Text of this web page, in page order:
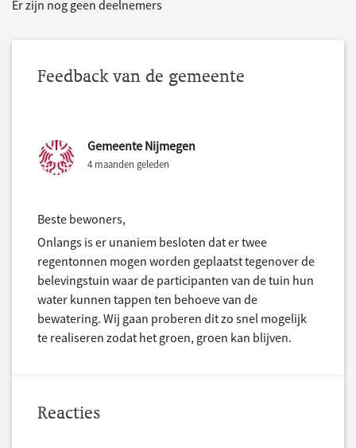
Er zijn nog geen deelnemers
Feedback van de gemeente
Gemeente Nijmegen
4 maanden geleden
Beste bewoners,
Onlangs is er unaniem besloten dat er twee
regentonnen mogen worden geplaatst tegenover de
belevingstuin waar de participanten van de tuin hun
water kunnen tappen ten behoeve van de
bewatering. Wij gaan proberen dit zo snel mogelijk
te realiseren zodat het groen, groen kan blijven.
Reacties